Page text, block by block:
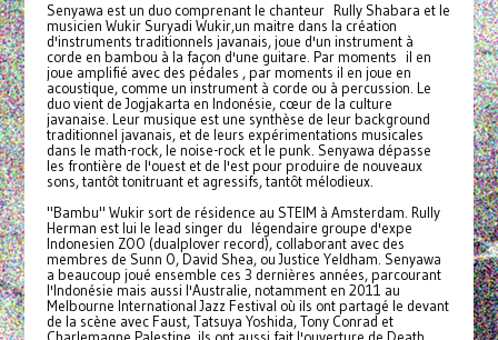
Senyawa est un duo comprenant le chanteur Rully Shabara et le
musicien Wukir Suryadi Wukir,un maitre dans la création
d'instruments traditionnels javanais, joue d'un instrument à
corde en bambou à la façon d'une guitare. Par moments il en
joue amplifié avec des pédales , par moments il en joue en
acoustique, comme un instrument à corde ou à percussion. Le
duo vient de Jogjakarta en Indonésie, cœur de la culture
javanaise. Leur musique est une synthèse de leur background
traditionnel javanais, et de leurs expérimentations musicales
dans le math-rock, le noise-rock et le punk. Senyawa dépasse
les frontière de l'ouest et de l'est pour produire de nouveaux
sons, tantôt tonitruant et agressifs, tantôt mélodieux.
"Bambu" Wukir sort de résidence au STEIM à Amsterdam. Rully
Herman est lui le lead singer du légendaire groupe d'expe
Indonesien ZOO (dualplover record), collaborant avec des
membres de Sunn O, David Shea, ou Justice Yeldham. Senyawa
a beaucoup joué ensemble ces 3 dernières années, parcourant
l'Indonésie mais aussi l'Australie, notamment en 2011 au
Melbourne International Jazz Festival où ils ont partagé le devant
de la scène avec Faust, Tatsuya Yoshida, Tony Conrad et